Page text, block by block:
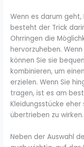
Wenn es darum
besteht der Trick
Ohrringen die
hervorzuheben.
können Sie sie
kombinieren, um
erzielen. Wenn Sie
tragen, ist es am
Kleidungsstücke
übertrieben zu wirken.
Neben der Auswahl